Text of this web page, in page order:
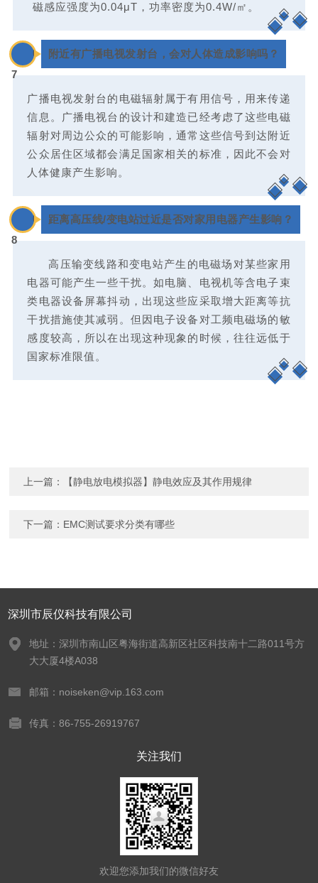
磁感应强度为0.04μT，功率密度为0.4W/㎡ 。
0
7
附近有广播电视发射台，会对人体造成影响吗？
广播电视发射台的电磁辐射属于有用信号，用来传递
信息。广播电视台的设计和建造已经考虑了这些电磁
辐射对周边公众的可能影响，通常这些信号到达附近
公众居住区域都会满足国家相关的标准，因此不会对
人体健康产生影响。
0
8
距离高压线/变电站过近是否对家用电器产生影响？
高压输变线路和变电站产生的电磁场对某些家用
电器可能产生一些干扰。如电脑、电视机等含电子束
类电器设备屏幕抖动，出现这些应采取增大距离等抗
干扰措施使其减弱。但因电子设备对工频电磁场的敏
感度较高，所以在出现这种现象的时候，往往远低于
国家标准限值。
上一篇： 【静电放电模拟器】静电效应及其作用规律
下一篇： EMC测试要求分类有哪些
深圳市辰仪科技有限公司
地址：深圳市南山区粤海街道高新区社区科技南十二路011号方
大大厦4楼A038
邮箱：noiseken@vip.163.com
传真：86-755-26919767
关注我们
欢迎您添加我们的微信好友